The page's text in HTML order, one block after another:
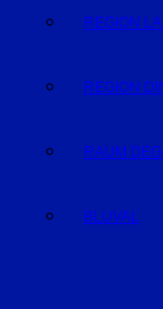
REGION
REGION
RAUM
BLUVAL